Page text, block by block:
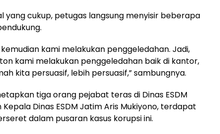
yang cukup, petugas langsung menyisir beberapa
kami melakukan penggeledahan. Jadi,
kami melakukan penggeledahan baik di kantor,
kita persuasif, lebih persuasif,” sambungnya.
tiga orang pejabat teras di Dinas ESDM
Dinas ESDM Jatim Aris Mukiyono, terdapat
dalam pusaran kasus korupsi ini.